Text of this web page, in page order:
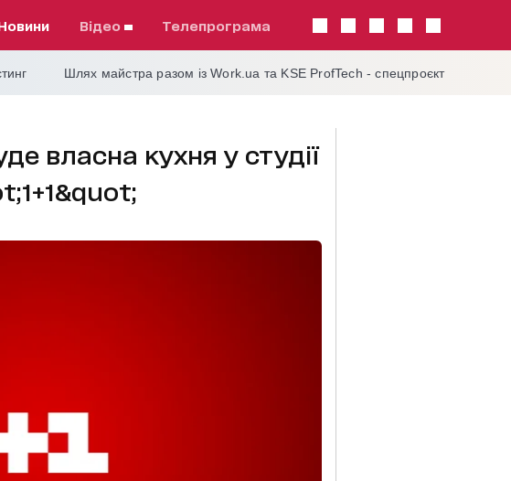
Новини відео телепрограма
Шлях майстра разом із Work.ua та KSE ProfTech - спецпроєкт
власна кухня у студії